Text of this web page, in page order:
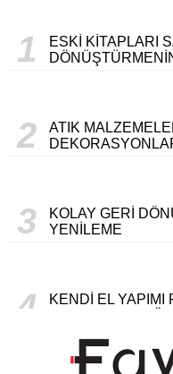
1
ESKI KITAPLARI
2
ATIK
3
KOLAY GERI
YENILEME
4
KENDI EL YAPIMI